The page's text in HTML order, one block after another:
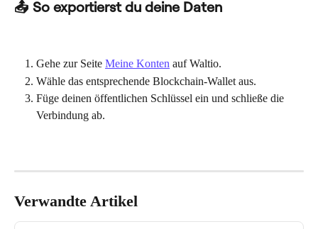
📤 So exportierst du deine Daten
Gehe zur Seite Meine Konten auf Waltio.
Wähle das entsprechende Blockchain-Wallet aus.
Füge deinen öffentlichen Schlüssel ein und schließe die
Verbindung ab.
Verwandte Artikel